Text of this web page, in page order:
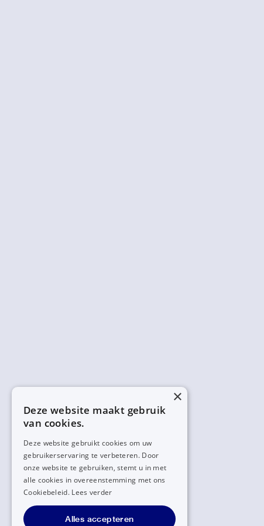
×
Deze website maakt gebruik
van cookies.
Deze website gebruikt cookies om uw
gebruikerservaring te verbeteren. Door
onze website te gebruiken, stemt u in met
alle cookies in overeenstemming met ons
Cookiebeleid. Lees verder
Alles accepteren